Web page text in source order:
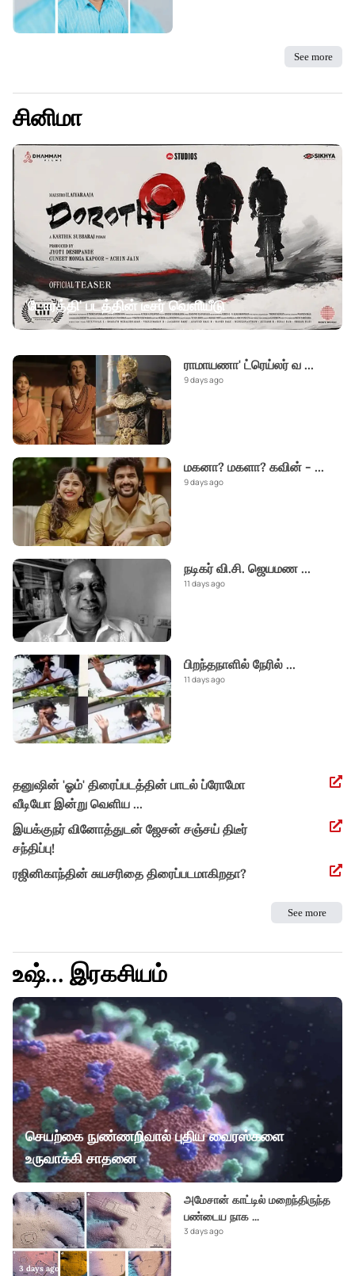
See more
சினிமா
'டோரத்தி' படத்தின் டீசர் வெளியீடு
ராமாயணா' ட்ரெய்லர் வ ...
9 days ago
மகனா? மகளா? கவின் - ...
9 days ago
நடிகர் வி.சி. ஜெயமண ...
11 days ago
பிறந்தநாளில் நேரில் ...
11 days ago
தனுஷின் 'ஓம்' திரைப்படத்தின் பாடல் ப்ரோமோ
வீடியோ இன்று வெளிய ...
இயக்குநர் வினோத்துடன் ஜேசன் சஞ்சய் திடீர்
சந்திப்பு!
ரஜினிகாந்தின் சுயசரிதை திரைப்படமாகிறதா?
See more
உஷ்… இரகசியம்
செயற்கை நுண்ணறிவால் புதிய வைரஸ்களை
உருவாக்கி சாதனை
3 days ago
அமேசான் காட்டில் மறைந்திருந்த
பண்டைய நாக ...
3 days ago